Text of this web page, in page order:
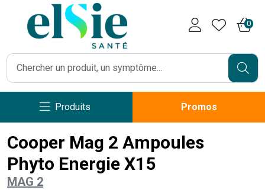
0
Produits Promos
Cooper Mag 2 Ampoules
Phyto Energie X15
MAG 2